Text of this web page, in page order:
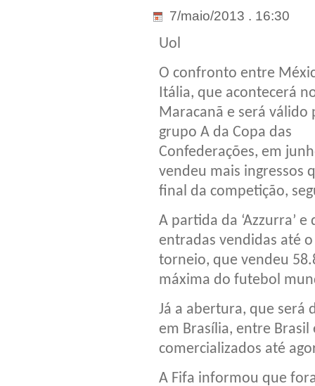
7/maio/2013 . 16:30
Uol
O confronto entre
Itália, que acontecerá
Maracanã e será válido
grupo A da Copa das
Confederações, em
vendeu mais ingressos
final da competição,
A partida da ‘Azzurra’
entradas vendidas até
torneio, que vendeu
máxima do futebol
Já a abertura, que será
em Brasília, entre Brasil
comercializados até
A Fifa informou que